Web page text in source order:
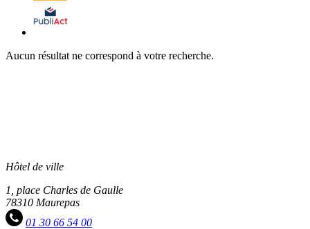
Affichage
légal
Aucun résultat ne correspond à votre recherche.
Hôtel de ville
1, place Charles de Gaulle
78310 Maurepas
01 30 66 54 00